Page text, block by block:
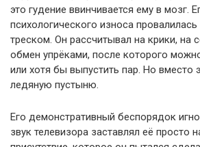
это гудение ввинчивается ему в мозг.
психологического износа
треском. Он рассчитывал на крики, на
обмен упрёками, после которого
или хотя бы выпустить пар. Но вместо
ледяную пустыню.
Его демонстративный беспорядок
звук телевизора заставлял её просто